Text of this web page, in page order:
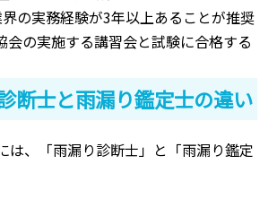
の実務経験が3年以上あることが推奨
会の実施する講習会と試験に合格する
断士と雨漏り鑑定士の違い
は、「雨漏り診断士」と「雨漏り鑑定